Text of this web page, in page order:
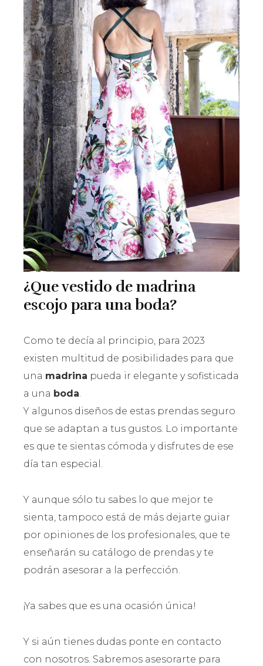
¿Que vestido de madrina
escojo para una boda?
Como te decía al principio, para 2023
existen multitud de posibilidades para que
una madrina pueda ir elegante y sofisticada
a una boda.
Y algunos diseños de estas prendas seguro
que se adaptan a tus gustos. Lo importante
es que te sientas cómoda y disfrutes de ese
día tan especial.
Y aunque sólo tu sabes lo que mejor te
sienta, tampoco está de más dejarte guiar
por opiniones de los profesionales, que te
enseñarán su catálogo de prendas y te
podrán asesorar a la perfección.
¡Ya sabes que es una ocasión única!
Y si aún tienes dudas ponte en contacto
con nosotros. Sabremos asesorarte para